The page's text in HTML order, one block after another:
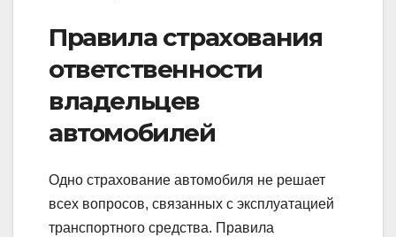
Правила страхования
ответственности
владельцев
автомобилей
Одно страхование автомобиля не решает
всех вопросов, связанных с эксплуатацией
транспортного средства. Правила